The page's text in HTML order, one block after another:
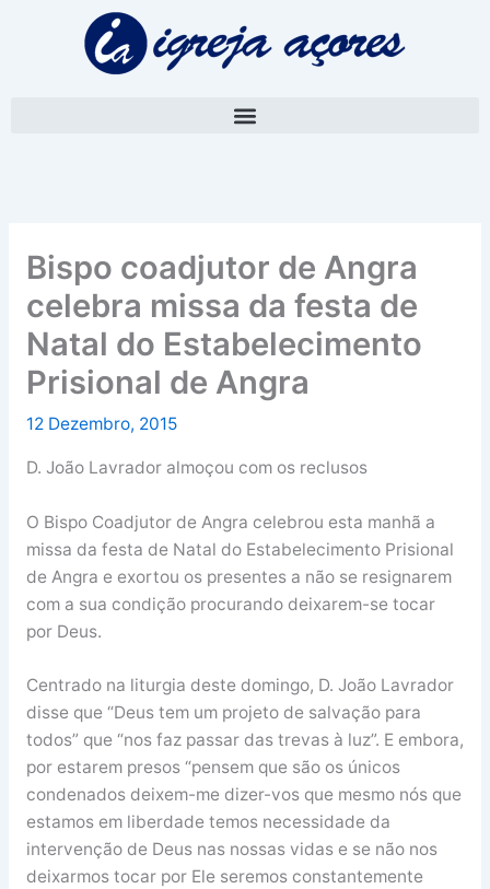
Bispo coadjutor de Angra
celebra missa da festa de
Natal do Estabelecimento
Prisional de Angra
12 Dezembro, 2015
D. João Lavrador almoçou com os reclusos
O Bispo Coadjutor de Angra celebrou esta manhã a
missa da festa de Natal do Estabelecimento Prisional
de Angra e exortou os presentes a não se resignarem
com a sua condição procurando deixarem-se tocar
por Deus.
Centrado na liturgia deste domingo, D. João Lavrador
disse que “Deus tem um projeto de salvação para
todos” que “nos faz passar das trevas à luz”. E embora,
por estarem presos “pensem que são os únicos
condenados deixem-me dizer-vos que mesmo nós que
estamos em liberdade temos necessidade da
intervenção de Deus nas nossas vidas e se não nos
deixarmos tocar por Ele seremos constantemente